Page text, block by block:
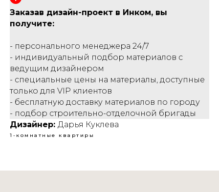
Заказав дизайн-проект в Инком, вы
получите:
- персонального менеджера 24/7
- индивидуальный подбор материалов с
ведущим дизайнером
- специальные цены на материалы, доступные
только для VIP клиентов
- бесплатную доставку материалов по городу
- подбор строительно-отделочной бригады
Дизайнер: Дарья Куклева
1-комнатные квартиры